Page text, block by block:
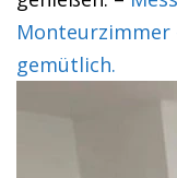
Monteurzimmer
gemütlich.